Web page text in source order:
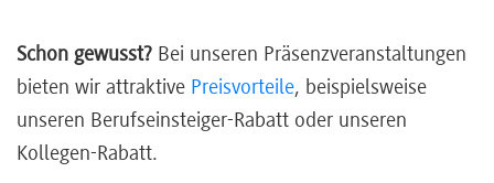
Schon gewusst? Bei unseren Präsenzveranstaltungen
bieten wir attraktive Preisvorteile, beispielsweise
unseren Berufseinsteiger-Rabatt oder unseren
Kollegen-Rabatt.